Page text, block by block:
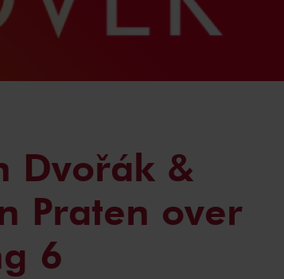
Dvořák &
Praten over
6